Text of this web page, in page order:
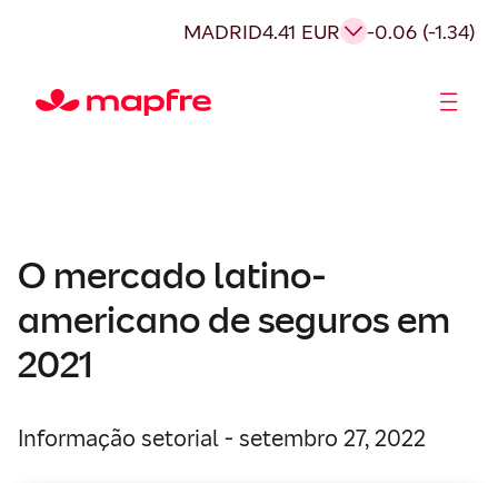
MADRID4.41 EUR -0.06 (-1.34)
O mercado latino-
americano de seguros em
2021
Informação setorial - setembro 27, 2022